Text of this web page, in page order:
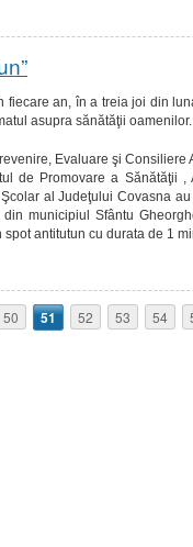
fiecare an, în a treia joi din
asupra sănătăţii oamenilor.
Evaluare şi
de Promovare a Sănătăţii
al Judeţului Covasna
municipiul Sfântu
antitutun cu durata de 1
50 51 52 53 54